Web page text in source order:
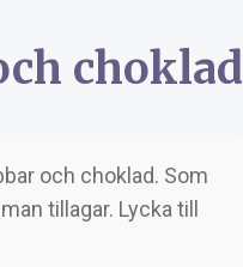
choklad
och choklad. Som
tillagar. Lycka till